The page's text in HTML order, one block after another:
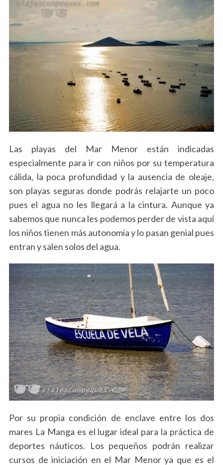
Las playas del Mar Menor están indicadas
especialmente para ir con niños por su temperatura
cálida, la poca profundidad y la ausencia de oleaje,
son playas seguras donde podrás relajarte un poco
pues el agua no les llegará a la cintura. Aunque ya
sabemos que nunca les podemos perder de vista aquí
los niños tienen más autonomía y lo pasan genial pues
entran y salen solos del agua.
Por su propia condición de enclave entre los dos
mares La Manga es el lugar ideal para la práctica de
deportes náuticos. Los pequeños podrán realizar
cursos de iniciación en el Mar Menor ya que es el
S
e
a
r
c
h
f
o